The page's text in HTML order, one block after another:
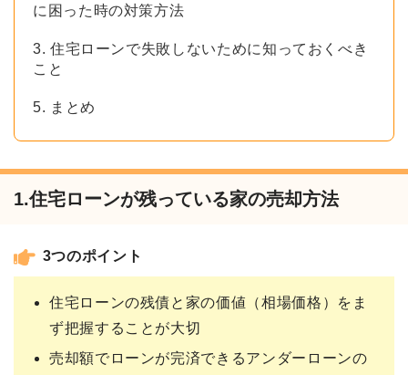
に困った時の対策方法
3. 住宅ローンで失敗しないために知っておくべき
こと
5. まとめ
1.住宅ローンが残っている家の売却方法
3つのポイント
住宅ローンの残債と家の価値（相場価格）をま
ず把握することが大切
売却額でローンが完済できるアンダーローンの